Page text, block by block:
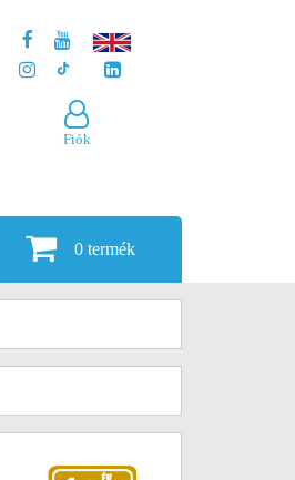
Fiók
0 termék